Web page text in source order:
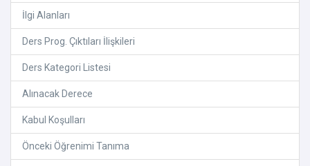
İlgi Alanları
Ders Prog. Çıktıları İlişkileri
Ders Kategori Listesi
Alınacak Derece
Kabul Koşulları
Önceki Öğrenimi Tanıma